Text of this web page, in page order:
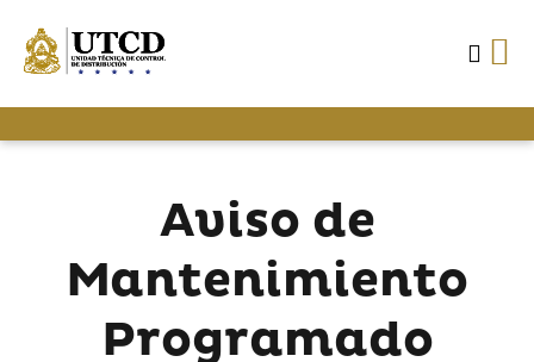
Aviso de
Mantenimiento
Programado